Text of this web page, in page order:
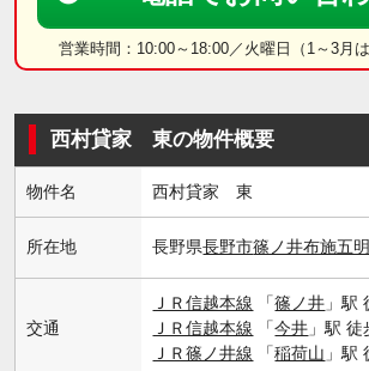
営業時間：10:00～18:00／火曜日（1～3月は
西村貸家 東の物件概要
物件名 西村貸家 東
所在地 長野県長野市篠ノ井布施五明
交通
ＪＲ信越本線 「篠ノ井 」駅
ＪＲ信越本線 「今井 」駅 徒
ＪＲ篠ノ井線 「稲荷山 」駅